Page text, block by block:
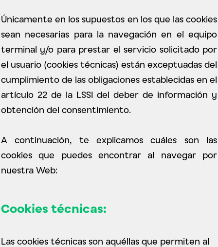
Únicamente en los supuestos en los que las cookies
sean necesarias para la navegación en el equipo
terminal y/o para prestar el servicio solicitado por
el usuario (cookies técnicas) están exceptuadas del
cumplimiento de las obligaciones establecidas en el
artículo 22 de la LSSI del deber de información y
obtención del consentimiento.
A continuación, te explicamos cuáles son las
cookies que puedes encontrar al navegar por
nuestra Web:
Cookies técnicas:
Las cookies técnicas son aquéllas que permiten al